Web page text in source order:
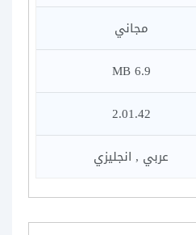
مجاني
6.9 MB
2.01.42
عربي , انجليزي